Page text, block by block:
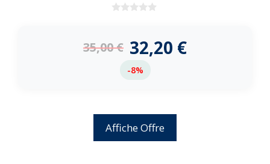
5
35,00€ 32,20 €
-8%
Affiche Offre